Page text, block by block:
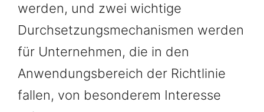
werden, und zwei wichtige
Durchsetzungsmechanismen werden
für Unternehmen, die in den
Anwendungsbereich der Richtlinie
fallen, von besonderem Interesse